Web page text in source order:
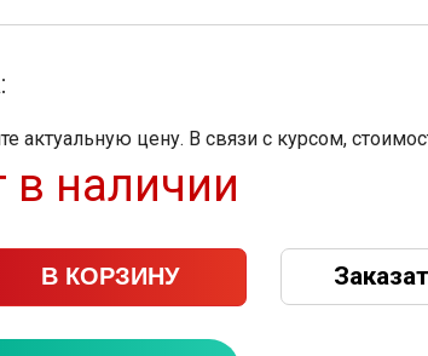
актуальную цену. В связи с курсом,
в наличии
В КОРЗИНУ